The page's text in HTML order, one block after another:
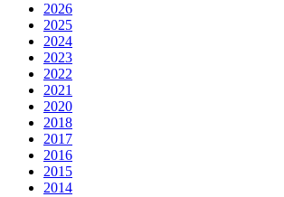
2026
2025
2024
2023
2022
2021
2020
2018
2017
2016
2015
2014